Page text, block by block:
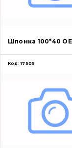
Каталог
Фильтры и
Шпонка 100*40
Код: 17505